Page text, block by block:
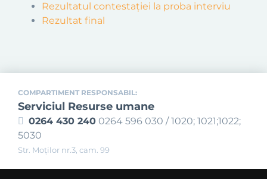
Rezultatul contestației la proba interviu
Rezultat final
COMPARTIMENT RESPONSABIL:
Serviciul Resurse umane
0264 430 240 0264 596 030 / 1020; 1021;1022;
5030
Str. Moţilor nr.3, cam. 99